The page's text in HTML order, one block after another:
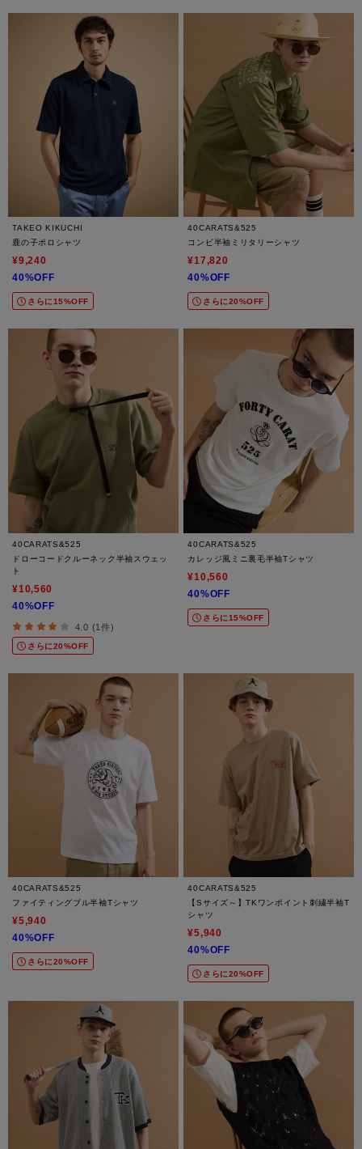
TAKEO KIKUCHI
鹿の子ポロシャツ
¥9,240
40%OFF
さらに15%OFF
40CARATS&525
コンビ半袖ミリタリーシャツ
¥17,820
40%OFF
さらに20%OFF
40CARATS&525
ドローコードクルーネック半袖スウェッ
ト
¥10,560
40%OFF
4.0 (1件)
さらに20%OFF
40CARATS&525
カレッジ風ミニ裏毛半袖Tシャツ
¥10,560
40%OFF
さらに15%OFF
40CARATS&525
ファイティングブル半袖Tシャツ
¥5,940
40%OFF
さらに20%OFF
40CARATS&525
【Sサイズ～】TKワンポイント刺繍半袖T
シャツ
¥5,940
40%OFF
さらに20%OFF